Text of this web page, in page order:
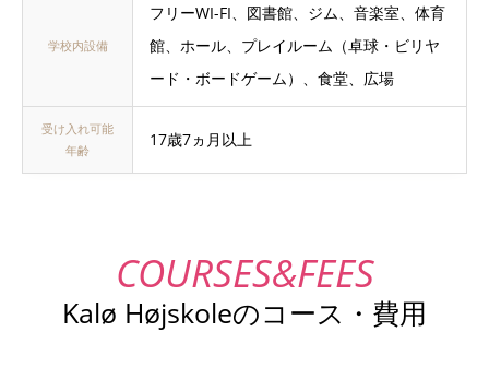
学校内設備
フリーWI-FI、図書館、ジム、音楽室、体育
館、ホール、プレイルーム（卓球・ビリヤ
ード・ボードゲーム）、食堂、広場
受け入れ可能
年齢
17歳7ヵ月以上
Kalø Højskoleのコース・費用